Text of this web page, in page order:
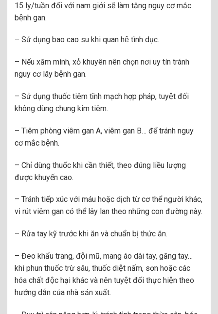
15 ly/tuần đối với nam giới sẽ làm tăng nguy cơ mắc
bệnh gan.
– Sử dụng bao cao su khi quan hệ tình dục.
– Nếu xăm mình, xỏ khuyên nên chọn nơi uy tín tránh
nguy cơ lây bệnh gan.
– Sử dụng thuốc tiêm tĩnh mạch hợp pháp, tuyệt đối
không dùng chung kim tiêm.
– Tiêm phòng viêm gan A, viêm gan B… để tránh nguy
cơ mắc bệnh.
– Chỉ dùng thuốc khi cần thiết, theo đúng liều lượng
được khuyến cao.
– Tránh tiếp xúc với máu hoặc dịch từ cơ thể người khác,
vi rút viêm gan có thể lây lan theo những con đường này.
– Rửa tay kỹ trước khi ăn và chuẩn bị thức ăn.
– Đeo khẩu trang, đội mũ, mang áo dài tay, găng tay…
khi phun thuốc trừ sâu, thuốc diệt nấm, sơn hoặc các
hóa chất độc hại khác và nên tuyệt đối thực hiện theo
hướng dẫn của nhà sản xuất.